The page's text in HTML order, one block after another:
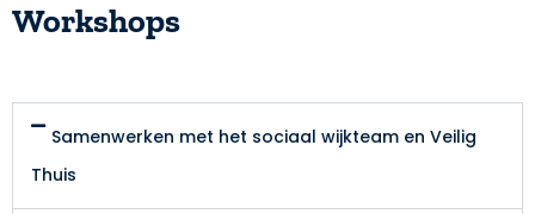
Workshops
Samenwerken met het sociaal wijkteam en Veilig
Thuis